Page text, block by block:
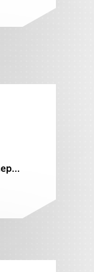
erik.tosterud@dalarnasciencepark.se